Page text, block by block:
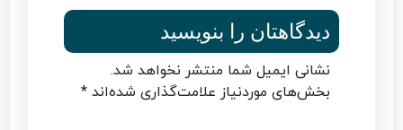
دیدگاهتان را بنویسید
نشانی ایمیل شما منتشر نخواهد شد.
بخش‌های موردنیاز علامت‌گذاری شده‌اند*